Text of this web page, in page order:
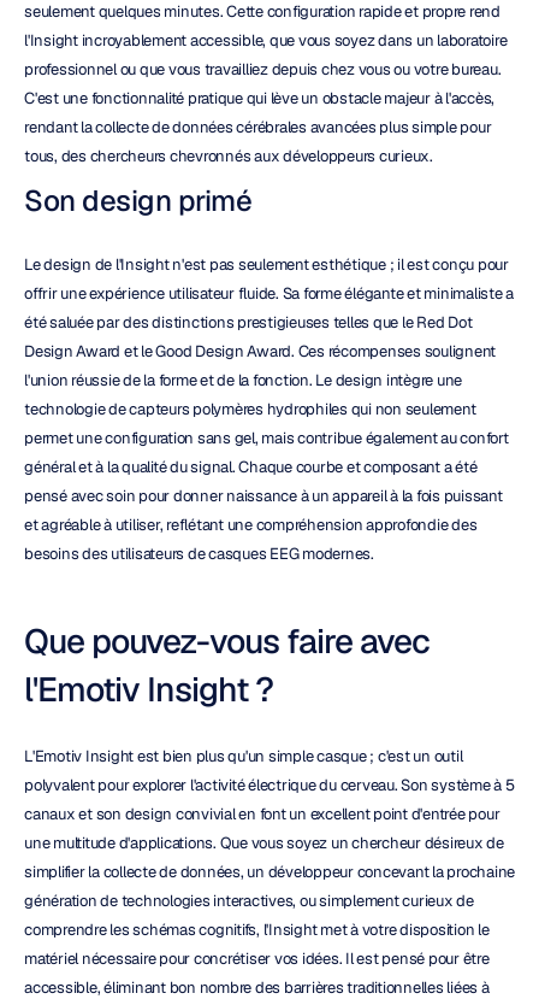
seulement quelques minutes. Cette configuration rapide et propre rend
l'Insight incroyablement accessible, que vous soyez dans un laboratoire
professionnel ou que vous travailliez depuis chez vous ou votre bureau.
C'est une fonctionnalité pratique qui lève un obstacle majeur à l'accès,
rendant la collecte de données cérébrales avancées plus simple pour
tous, des chercheurs chevronnés aux développeurs curieux.
Son design primé
Le design de l'Insight n'est pas seulement esthétique ; il est conçu pour
offrir une expérience utilisateur fluide. Sa forme élégante et minimaliste a
été saluée par des distinctions prestigieuses telles que le Red Dot
Design Award et le Good Design Award. Ces récompenses soulignent
l'union réussie de la forme et de la fonction. Le design intègre une
technologie de capteurs polymères hydrophiles qui non seulement
permet une configuration sans gel, mais contribue également au confort
général et à la qualité du signal. Chaque courbe et composant a été
pensé avec soin pour donner naissance à un appareil à la fois puissant
et agréable à utiliser, reflétant une compréhension approfondie des
besoins des utilisateurs de casques EEG modernes.
Que pouvez-vous faire avec
l'Emotiv Insight ?
L'Emotiv Insight est bien plus qu'un simple casque ; c'est un outil
polyvalent pour explorer l'activité électrique du cerveau. Son système à 5
canaux et son design convivial en font un excellent point d'entrée pour
une multitude d'applications. Que vous soyez un chercheur désireux de
simplifier la collecte de données, un développeur concevant la prochaine
génération de technologies interactives, ou simplement curieux de
comprendre les schémas cognitifs, l'Insight met à votre disposition le
matériel nécessaire pour concrétiser vos idées. Il est pensé pour être
accessible, éliminant bon nombre des barrières traditionnelles liées à